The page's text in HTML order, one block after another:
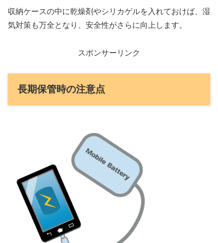
収納ケースの中に乾燥剤やシリカゲルを入れておけば、湿
気対策も万全となり、安全性がさらに向上します。
スポンサーリンク
長期保管時の注意点